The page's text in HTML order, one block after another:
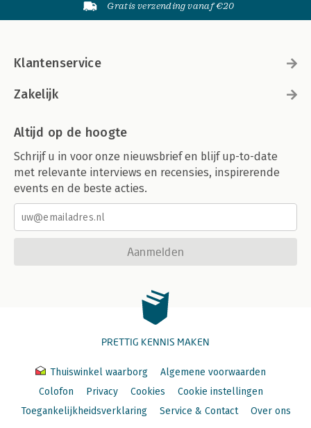
Gratis verzending vanaf €20
Klantenservice
Zakelijk
Altijd op de hoogte
Schrijf u in voor onze nieuwsbrief en blijf up-to-date
met relevante interviews en recensies, inspirerende
events en de beste acties.
Aanmelden
PRETTIG KENNIS MAKEN
Thuiswinkel waarborg
Algemene voorwaarden
Colofon
Privacy Cookies
Cookie instellingen
Toegankelijkheidsverklaring
Service & Contact Over ons